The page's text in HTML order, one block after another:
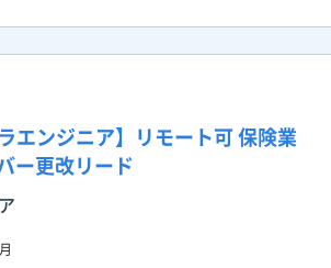
エンジニア】リモート可 保険業
ー更改リード